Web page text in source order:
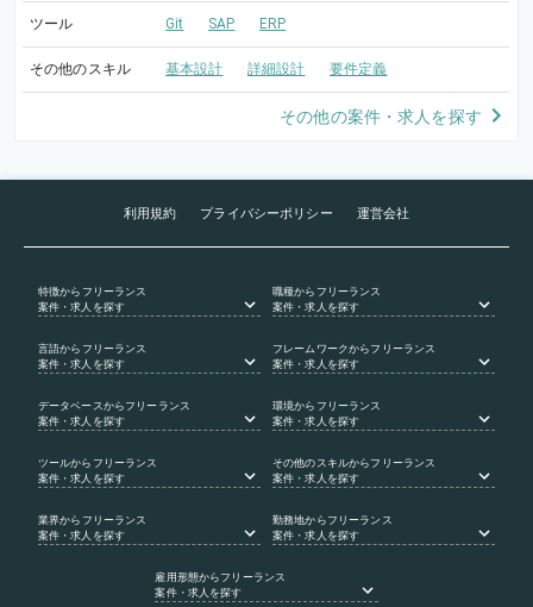
ツール Git SAP ERP
その他のスキル 基本設計 詳細設計 要件定義
その他の案件・求人を探す
利用規約 プライバシーポリシー 運営会社
特徴からフリーランス
案件・求人を探す
職種からフリーランス
案件・求人を探す
言語からフリーランス
案件・求人を探す
フレームワークからフリーランス
案件・求人を探す
データベース からフリーランス
案件・求人を探す
環境からフリーランス
案件・求人を探す
ツールからフリーランス
案件・求人を探す
その他のスキルからフリーランス
案件・求人を探す
業界からフリーランス
案件・求人を探す
勤務地からフリーランス
案件・求人を探す
雇用形態からフリーランス
案件・求人を探す